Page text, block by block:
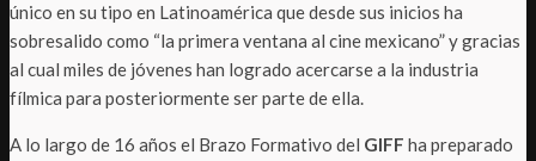
único en su tipo en Latinoamérica que desde sus inicios ha
sobresalido como “la primera ventana al cine mexicano” y gracias
al cual miles de jóvenes han logrado acercarse a la industria
fílmica para posteriormente ser parte de ella.
A lo largo de 16 años el Brazo Formativo del GIFF ha preparado